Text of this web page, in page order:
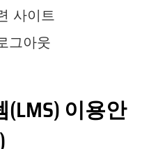
사이트
그아웃
이용안